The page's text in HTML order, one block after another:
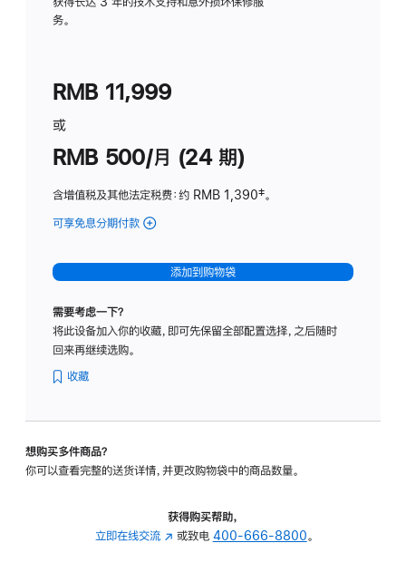
务。
RMB 11,999
或
RMB 500/月 (24 期)
含增值税及其他法定税费：约 RMB 1,390脚
‡。
可享免息分期付款 (Studio
-
标
璃
转
的
添加到购物袋
需要考虑一下？
将此设备加入你的收藏，即可先保留全部配置选择，之后随时
回来再继续选购。
收藏
想购买多件商品？
你可以查看完整的送货详情，并更改购物袋中的商品数量。
获得购买帮助，
立即在线交流 (在 或致电 400-666-8800。